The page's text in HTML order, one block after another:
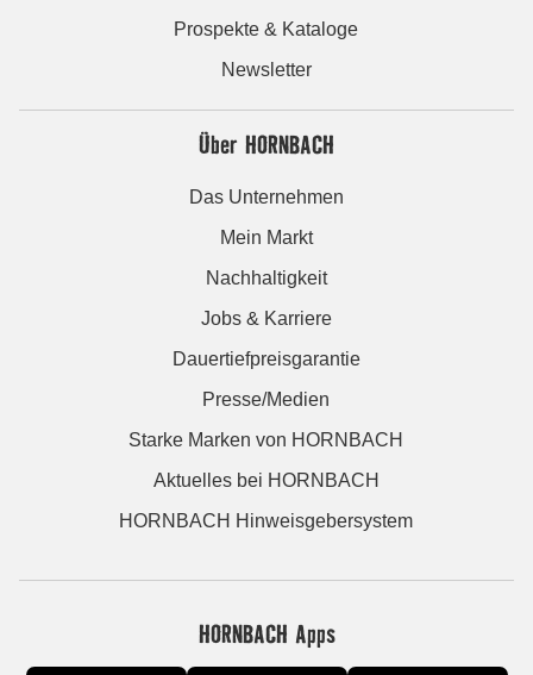
Prospekte & Kataloge
Newsletter
Über HORNBACH
Das Unternehmen
Mein Markt
Nachhaltigkeit
Jobs & Karriere
Dauertiefpreisgarantie
Presse/Medien
Starke Marken von HORNBACH
Aktuelles bei HORNBACH
HORNBACH Hinweisgebersystem
HORNBACH Apps